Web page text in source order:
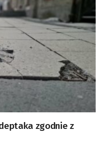
zgodnie z